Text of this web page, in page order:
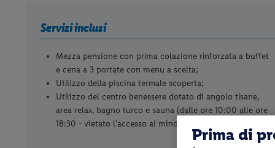
Servizi inclusi
Mezza pensione con prima colazione rinforzata a buffet
e cena a 3 portate con menu a scelta;
Utilizzo della piscina termale scoperta;
Utilizzo del centro benessere dotato di angolo tisane,
area relax, bagno turco e sauna (dalle ore 10:00 alle ore
18:30 - vietato l'accesso ai minori di 18 anni);
Prima di